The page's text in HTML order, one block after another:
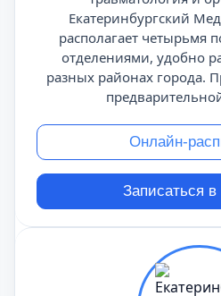
Екатеринбургский
располагает четырьмя
отделениями, удобно
разных районах города.
Онлайн-
Записаться в